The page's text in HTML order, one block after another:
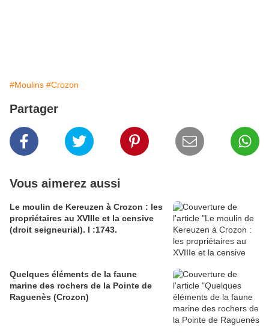
#Moulins #Crozon
Partager
Vous aimerez aussi
Le moulin de Kereuzen à Crozon : les
propriétaires au XVIIIe et la censive
(droit seigneurial). I :1743.
Quelques éléments de la faune
marine des rochers de la Pointe de
Raguenès (Crozon)